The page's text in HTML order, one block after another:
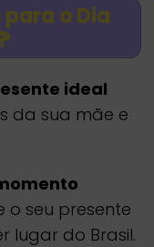
para o Dia
ideal
da sua mãe e
seu presente
lugar do Brasil.